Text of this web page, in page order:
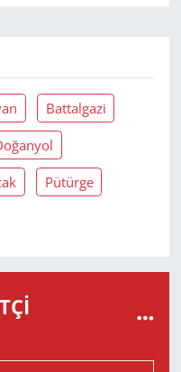
Battalgazi
Pütürge